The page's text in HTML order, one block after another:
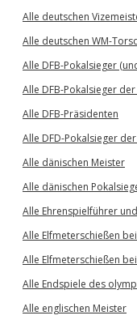
Alle deutschen
Alle deutschen WM-
Alle DFB-Pokalsieger
Alle DFB-Pokalsieger der
Alle DFB-Präsidenten
Alle DFD-Pokalsieger
Alle dänischen Meister
Alle dänischen
Alle Ehrenspielführer
Alle Elfmeterschießen bei
Alle Elfmeterschießen
Alle Endspiele des
Alle englischen Meister